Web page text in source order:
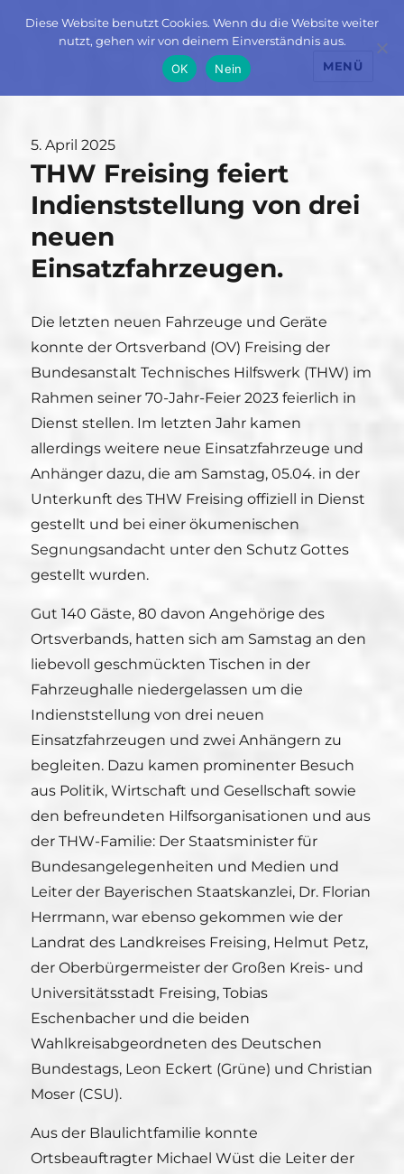
MENÜ
Veröffentlicht
am
5. April 2025
THW Freising feiert
Indienststellung von drei
neuen
Einsatzfahrzeugen.
Die letzten neuen Fahrzeuge und Geräte
konnte der Ortsverband (OV) Freising der
Bundesanstalt Technisches Hilfswerk (THW) im
Rahmen seiner 70-Jahr-Feier 2023 feierlich in
Dienst stellen. Im letzten Jahr kamen
allerdings weitere neue Einsatzfahrzeuge und
Anhänger dazu, die am Samstag, 05.04. in der
Unterkunft des THW Freising offiziell in Dienst
gestellt und bei einer ökumenischen
Segnungsandacht unter den Schutz Gottes
gestellt wurden.
Gut 140 Gäste, 80 davon Angehörige des
Ortsverbands, hatten sich am Samstag an den
liebevoll geschmückten Tischen in der
Fahrzeughalle niedergelassen um die
Indienststellung von drei neuen
Einsatzfahrzeugen und zwei Anhängern zu
begleiten. Dazu kamen prominenter Besuch
aus Politik, Wirtschaft und Gesellschaft sowie
den befreundeten Hilfsorganisationen und aus
der THW-Familie: Der Staatsminister für
Bundesangelegenheiten und Medien und
Leiter der Bayerischen Staatskanzlei, Dr. Florian
Herrmann, war ebenso gekommen wie der
Landrat des Landkreises Freising, Helmut Petz,
der Oberbürgermeister der Großen Kreis- und
Universitätsstadt Freising, Tobias
Eschenbacher und die beiden
Wahlkreisabgeordneten des Deutschen
Bundestags, Leon Eckert (Grüne) und Christian
Moser (CSU).
Aus der Blaulichtfamilie konnte
Ortsbeauftragter Michael Wüst die Leiter der
Diese Website benutzt Cookies. Wenn du die Website weiter
nutzt, gehen wir von deinem Einverständnis aus.
OK
Nein